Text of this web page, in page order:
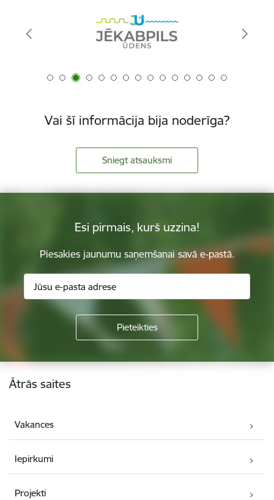
Vai šī informācija bija noderīga?
Sniegt atsauksmi
Esi pirmais, kurš uzzina!
Piesakies jaunumu saņemšanai savā e-pastā.
Kājene
Ātrās saites
Vakances
Iepirkumi
Projekti